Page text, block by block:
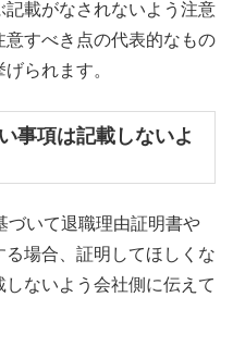
載がなされないよう注意
すべき点の代表的なもの
られます。
事項は記載しないよ
づいて退職理由証明書や
場合、証明してほしくな
ないよう会社側に伝えて